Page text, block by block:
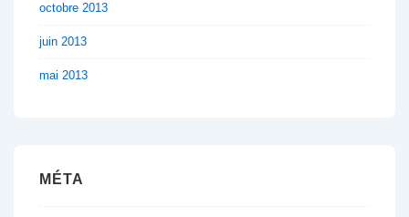
octobre 2013
juin 2013
mai 2013
MÉTA